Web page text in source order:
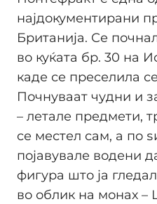
најдокументирани
Британија. Се
во куќата бр. 30 на
каде се преселила
Почнуваат чудни и
– летале предмети,
се местел сам, а по
појавувале водени
фигура што ја
во облик на монах –